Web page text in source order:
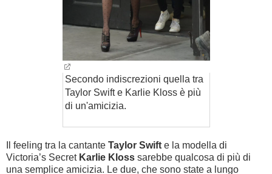
Secondo indiscrezioni quella tra
Taylor Swift e Karlie Kloss è più
di un'amicizia.
Il feeling tra la cantante Taylor Swift e la modella di
Victoria’s Secret Karlie Kloss sarebbe qualcosa di più di
una semplice amicizia. Le due, che sono state a lungo